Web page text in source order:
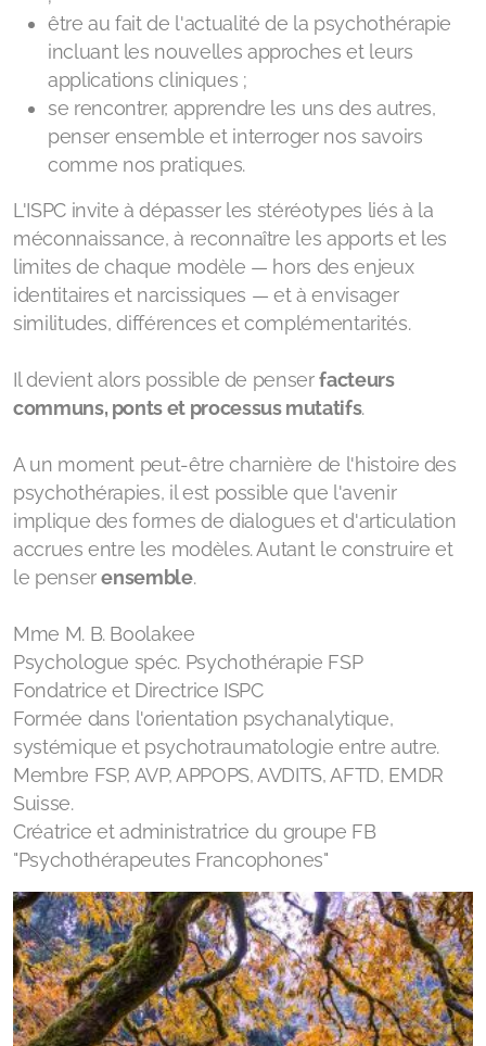
être au fait de l'actualité de la psychothérapie
incluant les nouvelles approches et leurs
applications cliniques ;
se rencontrer, apprendre les uns des autres,
penser ensemble et interroger nos savoirs
comme nos pratiques.
L'ISPC invite à dépasser les stéréotypes liés à la
méconnaissance, à reconnaître les apports et les
limites de chaque modèle — hors des enjeux
identitaires et narcissiques — et à envisager
similitudes, différences et complémentarités.
Il devient alors possible de penserfacteurs
communs, ponts et processus mutatifs.
A un moment peut-être charnière de l'histoire des
psychothérapies, il est possible que l'avenir
implique des formes de dialogues et d'articulation
accrues entre les modèles. Autant le construire et
le penserensemble.
Mme M. B. Boolakee
Psychologue spéc. Psychothérapie FSP
Fondatrice et Directrice ISPC
Formée dans l'orientation psychanalytique,
systémique et psychotraumatologie entre autre.
Membre FSP, AVP, APPOPS, AVDITS, AFTD, EMDR
Suisse.
Créatrice et administratrice du groupe FB
"Psychothérapeutes Francophones"